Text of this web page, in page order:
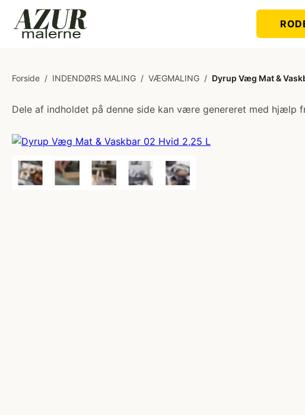
Forside / INDENDØRS MALING / VÆGMALING / Dyrup Væg Mat &
Dele af indholdet på denne side kan være genereret med hjælp